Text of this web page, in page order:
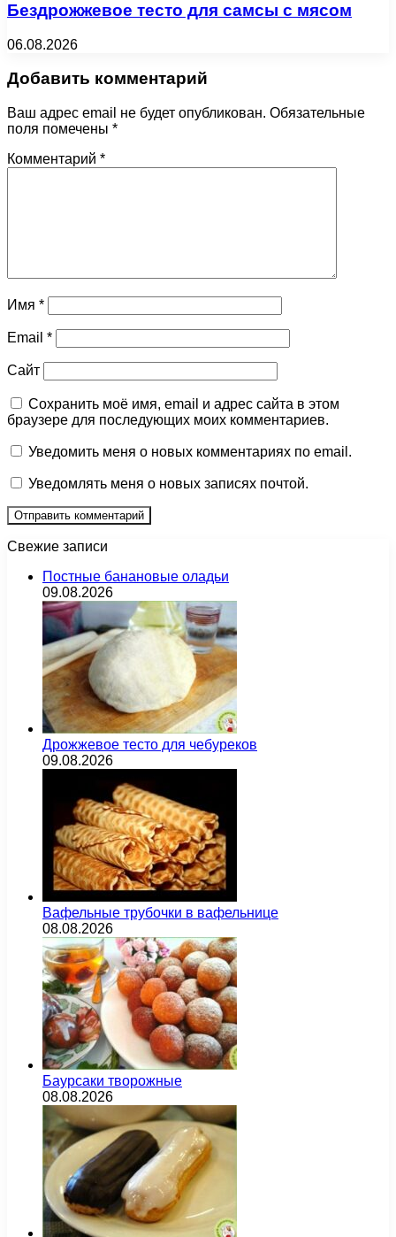
Бездрожжевое тесто для самсы с мясом
06.08.2026
Добавить комментарий
Ваш адрес email не будет опубликован. Обязательные
поля помечены *
Комментарий *
Имя *
Email *
Сайт
Сохранить моё имя, email и адрес сайта в этом
браузере для последующих моих комментариев.
Уведомить меня о новых комментариях по email.
Уведомлять меня о новых записях почтой.
Свежие записи
Постные банановые оладьи
09.08.2026
Дрожжевое тесто для чебуреков
09.08.2026
Вафельные трубочки в вафельнице
08.08.2026
Баурсаки творожные
08.08.2026